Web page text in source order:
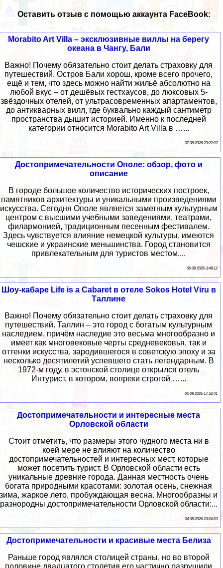
Оставить отзыв с помощью аккаунта FaceBook:
Morabito Art Villa – эксклюзивные виллы на берегу
океана в Чангу, Бали
Важно! Почему обязательно стоит делать страховку для
путешествий. Остров Бали хорош, кроме всего прочего,
ещё и тем, что здесь можно найти жильё абсолютно на
любой вкус – от дешёвых гестхаусов, до люксовых 5-
звёздочных отелей, от ультрасовременных апартаментов,
до антикварных вилл, где буквально каждый сантиметр
пространства дышит историей. Именно к последней
категории относится Morabito Art Villa в …...
07 08 2026 23:22:22
Достопримечательности Ополе: обзор, фото и
описание
В городе большое количество исторических построек,
памятников архитектуры и уникальными произведениями
искусства. Сегодня Ополе является заметным культурным
центром с высшими учебными заведениями, театрами,
филармонией, традиционным песенным фестивалем.
Здесь чувствуется влияние немецкой культуры, имеются
чешские и украинские меньшинства. Город становится
привлекательным для туристов местом....
06 08 2026 3:48:12
Шоу-кабаре Life is a Cabaret в отеле Sokos Hotel Viru в
Таллине
Важно! Почему обязательно стоит делать страховку для
путешествий. Таллин – это город с богатым культурным
наследием, причём наследие это весьма многообразно и
имеет как многовековые черты средневековья, так и
оттенки искусства, зародившегося в советскую эпоху и за
несколько десятилетий успевшего стать легендарным. В
1972-м году, в эстонской столице открылся отель
Интурист, в котором, вопреки строгой …...
05 08 2026 17:52:41
Достопримечательности и интересные места
Орловской области
Стоит отметить, что размеры этого чудного места ни в
коей мере не влияют на количество
достопримечательностей и интересных мест, которые
может посетить турист. В Орловской области есть
уникальные древние города. Данная местность очень
богата природными красотами: золотая осень, снежная
зима, жаркое лето, пробуждающая весна. Многообразны и
разнородны достопримечательности Орловской области:...
04 08 2026 23:24:23
Достопримечательности и красивые места Белиза
Раньше город являлся столицей страны, но во второй
половине двадцатого столетия его частично разрушили